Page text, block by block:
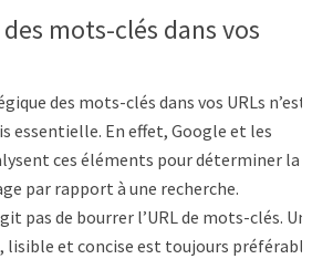
mots-clés dans vos
des mots-clés dans vos URLs n’est
essentielle. En effet, Google et les
ces éléments pour déterminer la
par rapport à une recherche.
pas de bourrer l’URL de mots-clés. Une
et concise est toujours préférable.